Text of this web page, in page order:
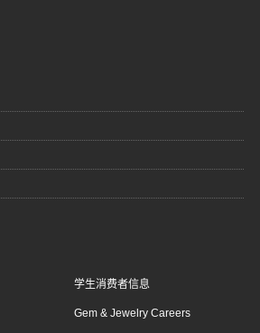
学生消费者信息
Gem & Jewelry Careers